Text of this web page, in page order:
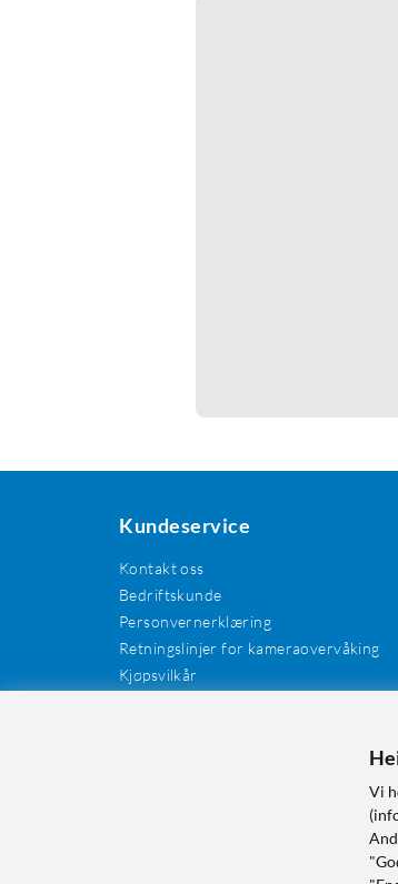
Kundeservice
Kontakt oss
Bedriftskunde
Personvernerklæring
Retningslinjer for kameraovervåking
Kjøpsvilkår
Vi